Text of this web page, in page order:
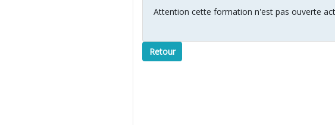
Attention cette formation n'est pas ouverte
Retour